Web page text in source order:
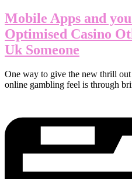
Mobile Apps and
Optimised Casino
Uk Someone
One way to give the new thrill
online gambling feel is through